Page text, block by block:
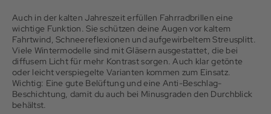
Auch in der kalten Jahreszeit erfüllen Fahrradbrillen eine
wichtige Funktion. Sie schützen deine Augen vor kaltem
Fahrtwind, Schneereflexionen und aufgewirbeltem Streusplitt.
Viele Wintermodelle sind mit Gläsern ausgestattet, die bei
diffusem Licht für mehr Kontrast sorgen. Auch klar getönte
oder leicht verspiegelte Varianten kommen zum Einsatz.
Wichtig: Eine gute Belüftung und eine Anti-Beschlag-
Beschichtung, damit du auch bei Minusgraden den Durchblick
behältst.